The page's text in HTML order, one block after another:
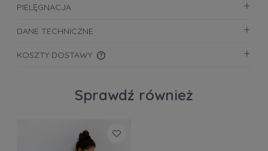
PIELĘGNACJA
DANE TECHNICZNE
KOSZTY DOSTAWY
Sprawdź również